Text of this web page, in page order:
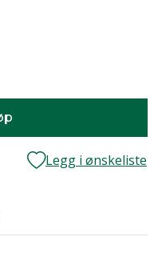
Legg i ønskeliste